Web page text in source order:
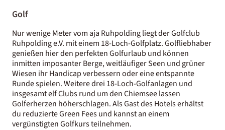
Golf
Nur wenige Meter vom aja Ruhpolding liegt der Golfclub
Ruhpolding e.V. mit einem 18-Loch-Golfplatz. Golfliebhaber
genießen hier den perfekten Golfurlaub und können
inmitten imposanter Berge, weitläufiger Seen und grüner
Wiesen ihr Handicap verbessern oder eine entspannte
Runde spielen. Weitere drei 18-Loch-Golfanlagen und
insgesamt elf Clubs rund um den Chiemsee lassen
Golferherzen höherschlagen. Als Gast des Hotels erhältst
du reduzierte Green Fees und kannst an einem
vergünstigten Golfkurs teilnehmen.